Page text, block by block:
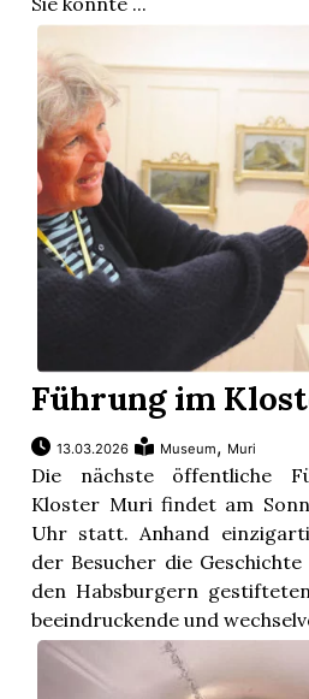
Führung im
13.03.2026 Museum, Muri
Die nächste öffentliche
Kloster Muri findet am
Uhr statt. Anhand
der Besucher die
den Habsburgern
beeindruckende und